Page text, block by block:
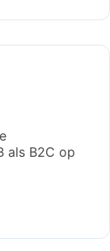
als B2C op